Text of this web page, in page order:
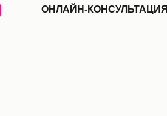
ОНЛАЙН-КОНСУЛЬТАЦИЯ